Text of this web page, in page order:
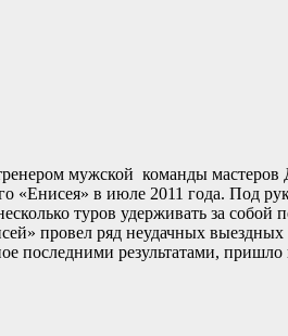
мужской команды
«Енисея» в июле 2011 года. Под
туров удерживать за собой
провел ряд неудачных
последними результатами,